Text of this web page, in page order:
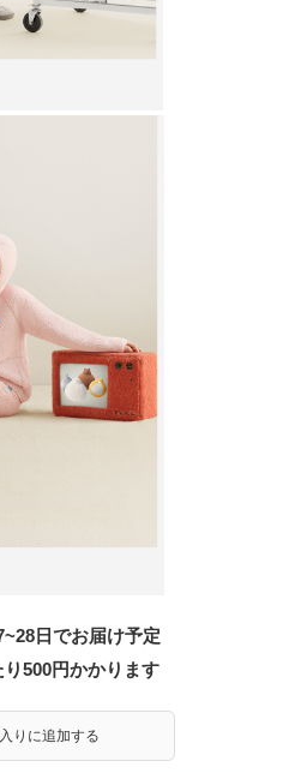
日でお届け予定
500円かかります
りに追加する